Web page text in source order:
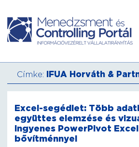
Címke: IFUA Horváth &
Excel-segédlet: Több
együttes elemzése és
ingyenes PowerPivot Excel
bővítménnyel